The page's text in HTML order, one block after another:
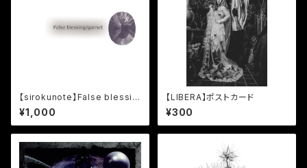
【sirokunote】False blessin
g/garnet
¥1,000
【LIBERA】ポストカード
¥300